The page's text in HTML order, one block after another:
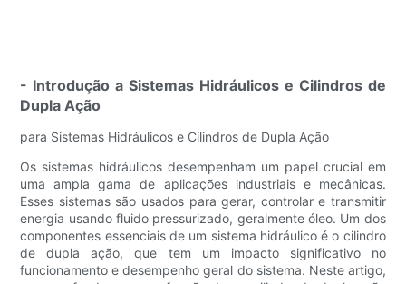
- Introdução a Sistemas Hidráulicos e Cilindros de
Dupla Ação
para Sistemas Hidráulicos e Cilindros de Dupla Ação
Os sistemas hidráulicos desempenham um papel crucial em
uma ampla gama de aplicações industriais e mecânicas.
Esses sistemas são usados ​​para gerar, controlar e transmitir
energia usando fluido pressurizado, geralmente óleo. Um dos
componentes essenciais de um sistema hidráulico é o cilindro
de dupla ação, que tem um impacto significativo no
funcionamento e desempenho geral do sistema. Neste artigo,